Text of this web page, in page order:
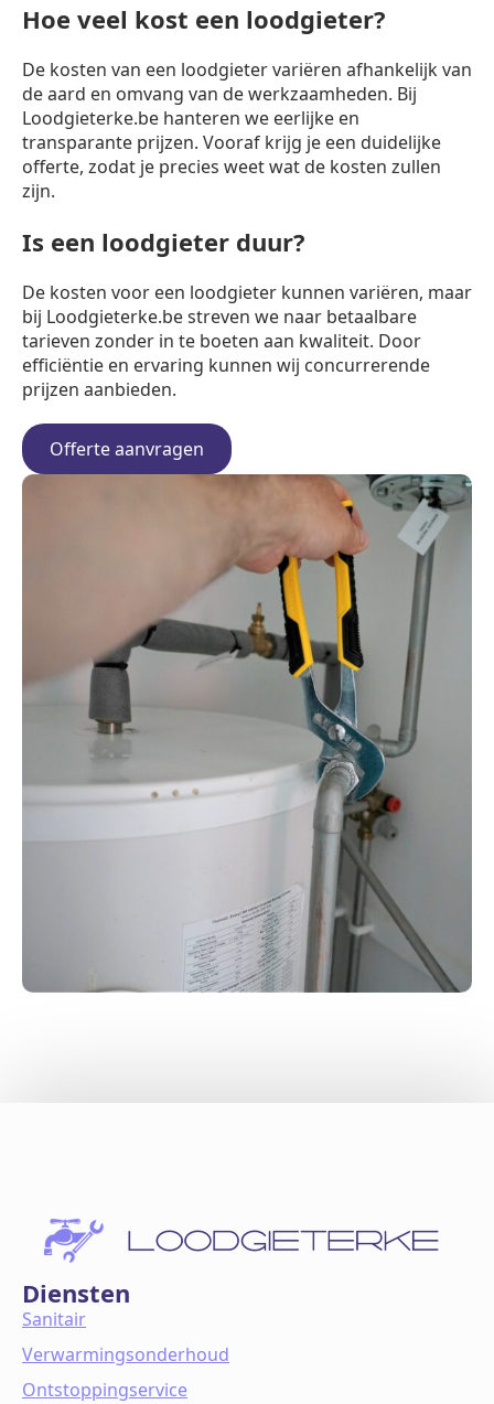
Hoe veel kost een loodgieter?
De kosten van een loodgieter variëren afhankelijk van
de aard en omvang van de werkzaamheden. Bij
Loodgieterke.be hanteren we eerlijke en
transparante prijzen. Vooraf krijg je een duidelijke
offerte, zodat je precies weet wat de kosten zullen
zijn.
Is een loodgieter duur?
De kosten voor een loodgieter kunnen variëren, maar
bij Loodgieterke.be streven we naar betaalbare
tarieven zonder in te boeten aan kwaliteit. Door
efficiëntie en ervaring kunnen wij concurrerende
prijzen aanbieden.
Offerte aanvragen
Diensten
Sanitair
Verwarmingsonderhoud
Ontstoppingservice